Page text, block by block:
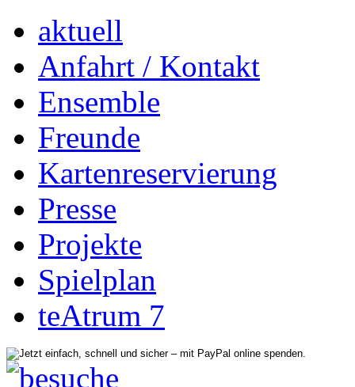
aktuell
Anfahrt / Kontakt
Ensemble
Freunde
Kartenreservierung
Presse
Projekte
Spielplan
teAtrum 7